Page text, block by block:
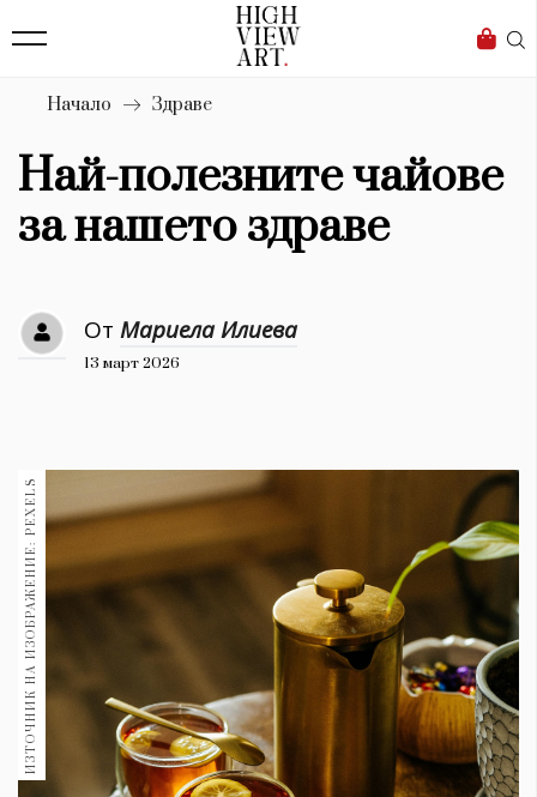
Бизнес
Мода
Dialogue
Изкуство
4340
Красота
777
Книги 1188
30+ 1970
Гурме 1710
Пътувай
237
Здраве 389
Начало Здраве
Най-полезните чайове
за нашето здраве
От Мариела Илиева
13 март 2026
ИЗТОЧНИК НА ИЗОБРАЖЕНИЕ: PEXELS